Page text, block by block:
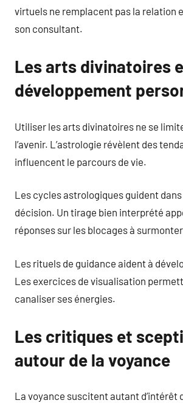
virtuels ne remplacent pas la relation
son consultant.
Les arts divinatoires
développement
Utiliser les arts divinatoires ne se
l’avenir. L’astrologie révèlent des
influencent le parcours de vie.
Les cycles astrologiques guident
décision. Un tirage bien interprété
réponses sur les blocages à
Les rituels de guidance aident à
Les exercices de visualisation
canaliser ses énergies.
Les critiques et
autour de la voyance
La voyance suscitent autant d’intérêt